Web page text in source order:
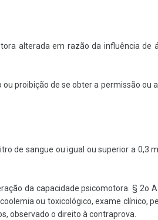
alterada em razão da influência de
proibição de se obter a permissão ou
de sangue ou igual ou superior a 0,3
da capacidade psicomotora. § 2o
ou toxicológico, exame clínico,
observado o direito à contraprova.